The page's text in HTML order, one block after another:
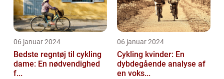
06 januar 2024
Bedste regntøj til cykling
dame: En nødvendighed
f...
06 januar 2024
Cykling kvinder: En
dybdegående analyse af
en voks...